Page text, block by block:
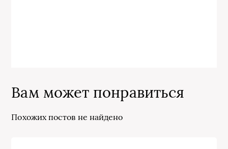
Вам может понравиться
Похожих постов не найдено